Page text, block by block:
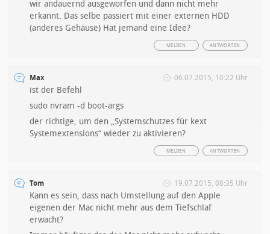
wir andauernd ausgeworfen und dann nicht mehr
erkannt. Das selbe passiert mit einer externen HDD
(anderes Gehäuse) Hat jemand eine Idee?
ANTWORTEN
MELDEN
Max 06.07.2015, 10:22 Uhr
ist der Befehl
sudo nvram -d boot-args
der richtige, um den „Systemschutzes für kext
Systemextensions“ wieder zu aktivieren?
ANTWORTEN
MELDEN
Tom 19.07.2015, 08:35 Uhr
Kann es sein, dass nach Umstellung auf den Apple
eigenen der Mac nicht mehr aus dem Tiefschlaf
erwacht?